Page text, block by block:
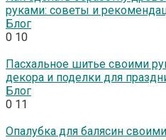
руками: советы и
Блог
0 10
Пасхальное шитье своими
декора и поделки для
Блог
0 11
Опалубка для балясин